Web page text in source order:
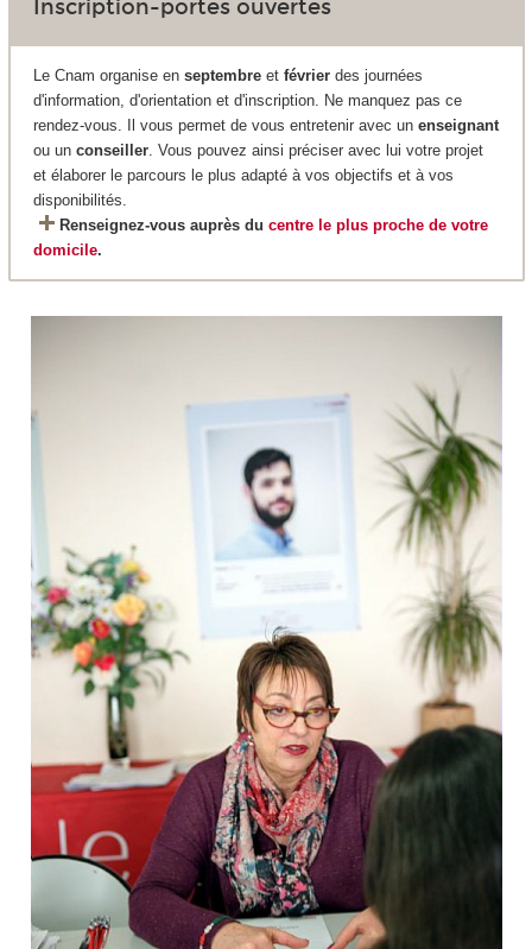
Inscription-portes ouvertes
Le Cnam organise en septembre et février des journées
d'information, d'orientation et d'inscription. Ne manquez pas ce
rendez-vous. Il vous permet de vous entretenir avec un enseignant
ou un conseiller. Vous pouvez ainsi préciser avec lui votre projet
et élaborer le parcours le plus adapté à vos objectifs et à vos
disponibilités.
Renseignez-vous auprès du centre le plus proche de votre
domicile.